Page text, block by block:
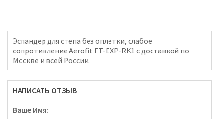
Эспандер для степа без оплетки, слабое
сопротивление Aerofit FT-EXP-RK1 с доставкой по
Москве и всей России.
НАПИСАТЬ ОТЗЫВ
Ваше Имя: